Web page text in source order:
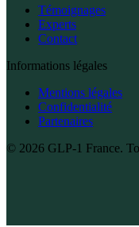
Témoignages
Experts
Contact
Informations légales
Mentions légales
Confidentialité
Partenaires
© 2026 GLP-1 France.